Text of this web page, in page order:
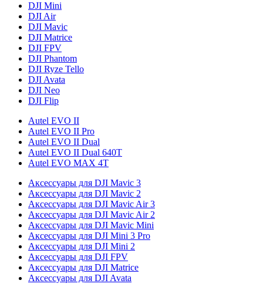
DJI Mini
DJI Air
DJI Mavic
DJI Matrice
DJI FPV
DJI Phantom
DJI Ryze Tello
DJI Avata
DJI Neo
DJI Flip
Autel EVO II
Autel EVO II Pro
Autel EVO II Dual
Autel EVO II Dual 640T
Autel EVO MAX 4T
Аксессуары для DJI Mavic 3
Аксессуары для DJI Mavic 2
Аксессуары для DJI Mavic Air 3
Аксессуары для DJI Mavic Air 2
Аксессуары для DJI Mavic Mini
Аксессуары для DJI Mini 3 Pro
Аксессуары для DJI Mini 2
Аксессуары для DJI FPV
Аксессуары для DJI Matrice
Аксессуары для DJI Avata